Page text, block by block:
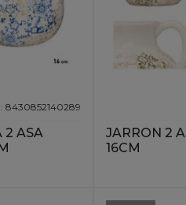
8430852140289
2 ASA
JARRON 2
16CM